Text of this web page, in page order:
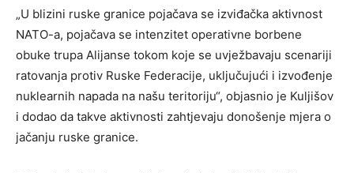
„U blizini ruske granice pojačava se izviđačka aktivnost
NATO-a, pojačava se intenzitet operativne borbene
obuke trupa Alijanse tokom koje se uvježbavaju scenariji
ratovanja protiv Ruske Federacije, uključujući i izvođenje
nuklearnih napada na našu teritoriju“, objasnio je Kuljišov
i dodao da takve aktivnosti zahtjevaju donošenje mjera o
jačanju ruske granice.